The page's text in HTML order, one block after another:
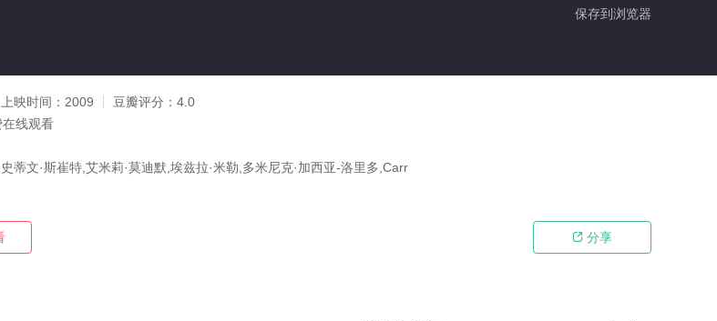
保存到浏览器
上映时间： 2009 豆瓣评分： 4.0
线观看
蒂文·斯崔特,艾米莉·莫迪默,埃兹拉·米勒,多米尼克·加西亚-洛里多,Carr
 分享